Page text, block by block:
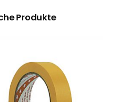
Produkte